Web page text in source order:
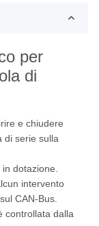
per
di
e chiudere
di serie sulla
dotazione.
intervento
CAN-Bus.
controllata dalla